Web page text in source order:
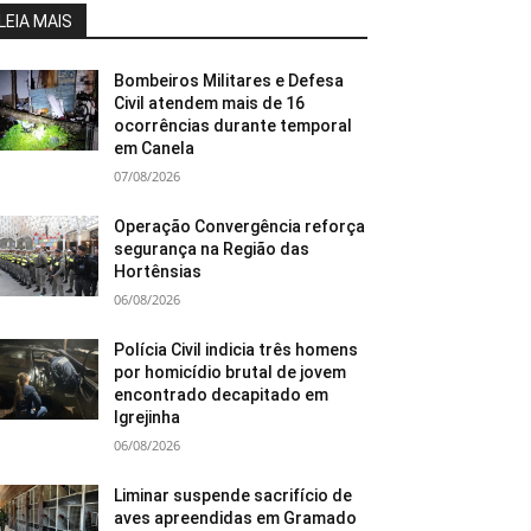
MAIS
Bombeiros Militares e Defesa
Civil atendem mais de 16
ocorrências durante temporal
em Canela
07/08/2026
Operação Convergência reforça
segurança na Região das
Hortênsias
06/08/2026
Polícia Civil indicia três homens
por homicídio brutal de jovem
encontrado decapitado em
Igrejinha
06/08/2026
Liminar suspende sacrifício de
aves apreendidas em Gramado